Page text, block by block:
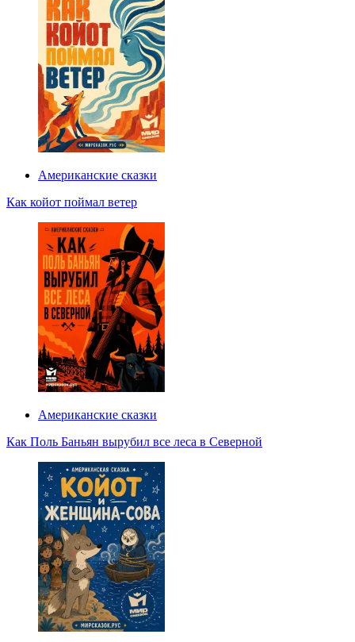
Американские сказки
Как койот поймал ветер
Американские сказки
Как Поль Баньян вырубил все леса в Северной